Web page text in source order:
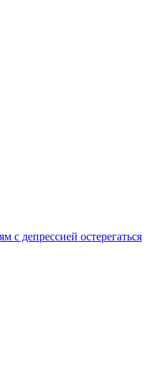
с депрессией остерегаться